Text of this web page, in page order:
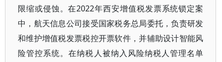
限缩或侵蚀。在2022年西安增值税发票系统锁定案
中，航天信息公司接受国家税务总局委托，负责研发
和维护增值税发票税控开票软件，并辅助设计智能风
险管控系统。在纳税人被纳入风险纳税人管理名单